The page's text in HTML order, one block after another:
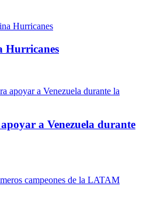
Hurricanes
a Venezuela durante